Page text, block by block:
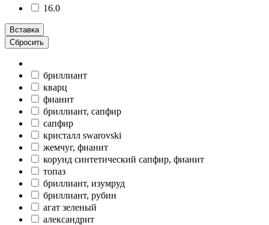
16.0
Вставка
Сбросить
бриллиант
кварц
фианит
бриллиант, сапфир
сапфир
кристалл swarovski
жемчуг, фианит
корунд синтетический сапфир, фианит
топаз
бриллиант, изумруд
бриллиант, рубин
агат зеленый
александрит